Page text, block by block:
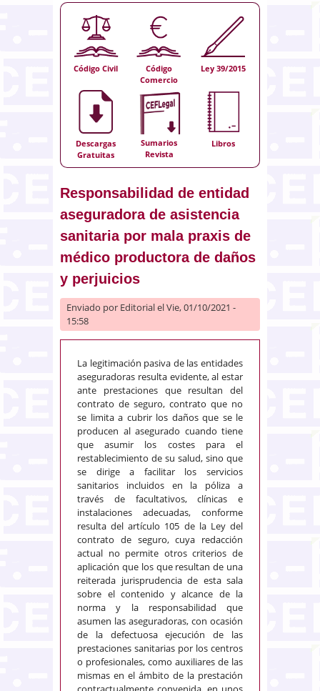
Código Civil
Código
Comercio
Ley 39/2015
Descargas
Gratuitas
Sumarios
Revista
Libros
Responsabilidad de entidad
aseguradora de asistencia
sanitaria por mala praxis de
médico productora de daños
y perjuicios
Enviado por Editorialel Vie, 01/10/2021 -
15:58
La legitimación pasiva de las entidades
aseguradoras resulta evidente, al estar
ante prestaciones que resultan del
contrato de seguro, contrato que no
se limita a cubrir los daños que se le
producen al asegurado cuando tiene
que asumir los costes para el
restablecimiento de su salud, sino que
se dirige a facilitar los servicios
sanitarios incluidos en la póliza a
través de facultativos, clínicas e
instalaciones adecuadas, conforme
resulta del artículo 105 de la Ley del
contrato de seguro, cuya redacción
actual no permite otros criterios de
aplicación que los que resultan de una
reiterada jurisprudencia de esta sala
sobre el contenido y alcance de la
norma y la responsabilidad que
asumen las aseguradoras, con ocasión
de la defectuosa ejecución de las
prestaciones sanitarias por los centros
o profesionales, como auxiliares de las
mismas en el ámbito de la prestación